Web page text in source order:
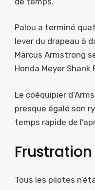
Palou a terminé
lever du drapeau à
Marcus Armstrong
Honda Meyer Shank
Le coéquipier
presque égalé son
temps rapide de
Tous les pilotes